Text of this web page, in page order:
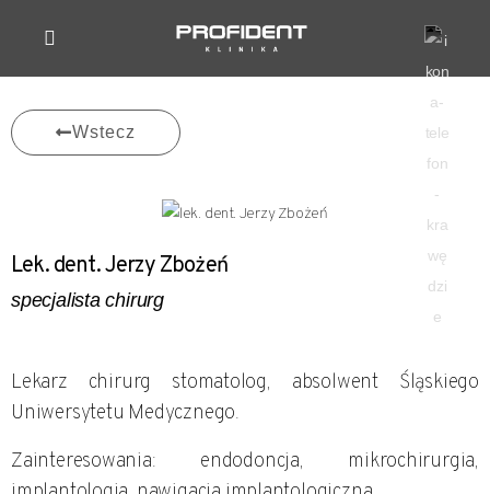
Wstecz
Lek. dent. Jerzy Zbożeń
specjalista chirurg
Lekarz chirurg stomatolog, absolwent Śląskiego
Uniwersytetu Medycznego.
Zainteresowania: endodoncja, mikrochirurgia,